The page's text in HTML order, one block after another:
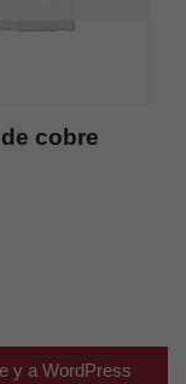
cobre
y a WordPress